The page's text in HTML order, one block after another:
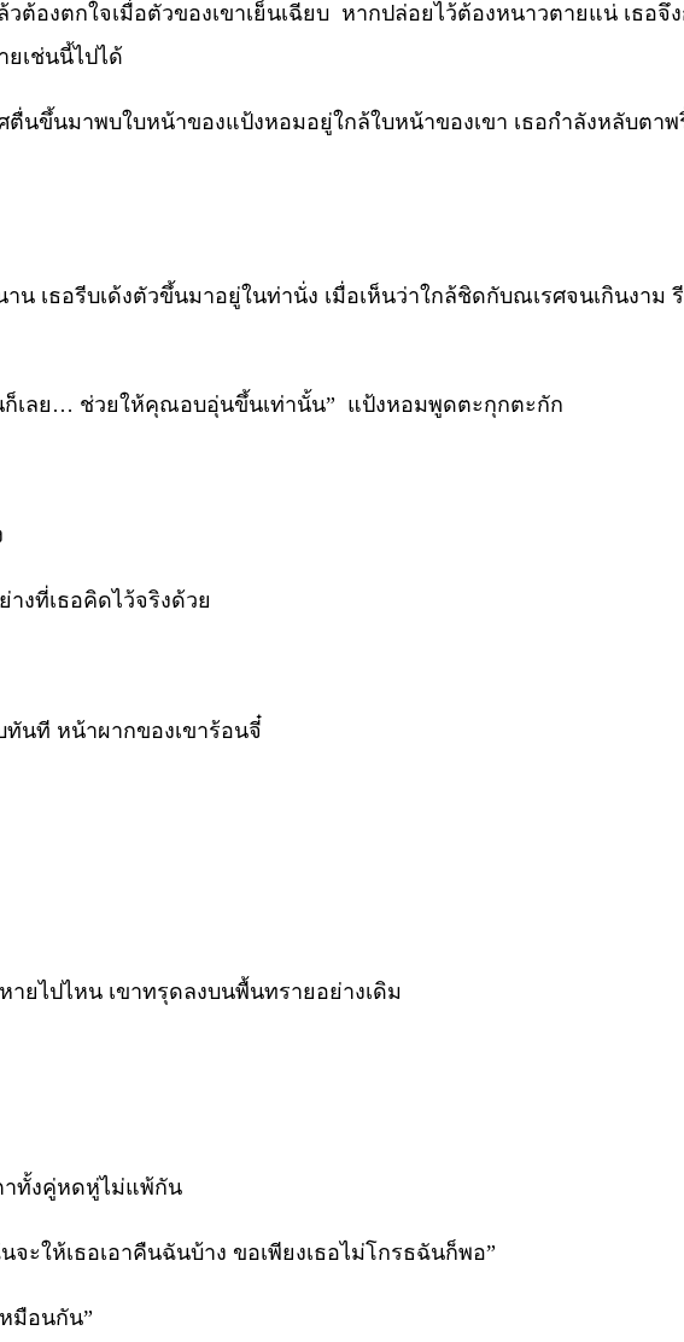
องตกใจเมื่อตัวของเขาเย็นเฉียบ หากปล่อยไว้ต้องหนาวตายแน่ เธอจึ
ยเช่นนี้ไปได้
นขึ้นมาพบใบหน้าของแป้งหอมอยู่ใกล้ใบหน้าของเขา เธอกำลังหลับตา
เธอรีบเด้งตัวขึ้นมาอยู่ในท่านั่ง เมื่อเห็นว่าใกล้ชิดกับณเรศจนเกินงาม
ลย… ช่วยให้คุณอบอุ่นขึ้นเท่านั้น” แป้งหอมพูดตะกุกตะกัก
งที่เธอคิดไว้จริงด้วย
นที หน้าผากของเขาร้อนจี๋
ยไปไหน เขาทรุดลงบนพื้นทรายอย่างเดิม
าทั้งคู่หดหู่ไม่แพ้กัน
ะให้เธอเอาคืนฉันบ้าง ขอเพียงเธอไม่โกรธฉันก็พอ”
มือนกัน”